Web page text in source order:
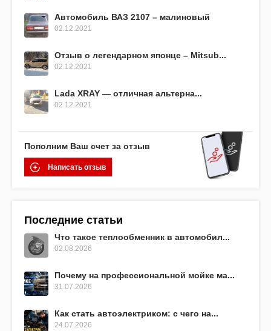
Автомобиль ВАЗ 2107 – малиновый
02.12.2021
Отзыв о легендарном японце – Mitsub...
02.12.2021
Lada XRAY — отличная альтерна...
02.12.2021
Пополним Ваш счет за отзыв
Написать отзыв
Последние статьи
Что такое теплообменник в автомобил...
02.08.2026
Почему на профессиональной мойке ма...
31.07.2026
Как стать автоэлектриком: с чего на...
24.07.2026